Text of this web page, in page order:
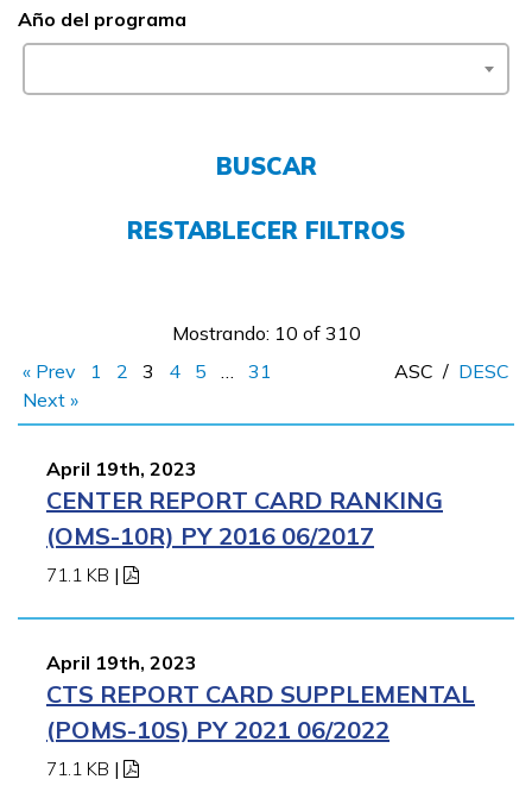
FAQs
Año del programa
BUSCAR
RESTABLECER FILTROS
Mostrando: 10 of 310
« Prev
1 2 3 4 5 …
31
Next »
ASC / DESC
April 19th, 2023
CENTER REPORT CARD RANKING
(OMS-10R) PY 2016 06/2017
71.1 KB |
April 19th, 2023
CTS REPORT CARD SUPPLEMENTAL
(POMS-10S) PY 2021 06/2022
71.1 KB |